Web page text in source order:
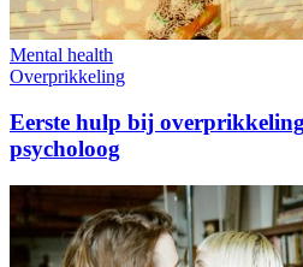
Mental health
Overprikkeling
Eerste hulp bij
psycholoog